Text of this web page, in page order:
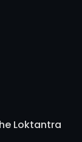
Loktantra